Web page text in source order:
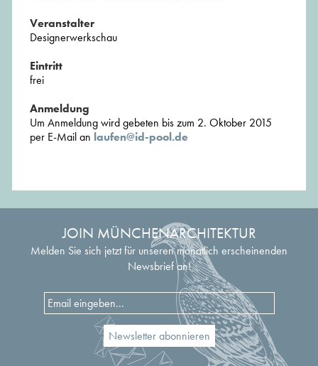
Veranstalter
Designerwerkschau
Eintritt
frei
Anmeldung
Um Anmeldung wird gebeten bis zum 2. Oktober 2015
per E-Mail an laufen@id-pool.de
JOIN MÜNCHENARCHITEKTUR
Melden Sie sich jetzt für unseren monatlich erscheinenden
Newsbrief an!